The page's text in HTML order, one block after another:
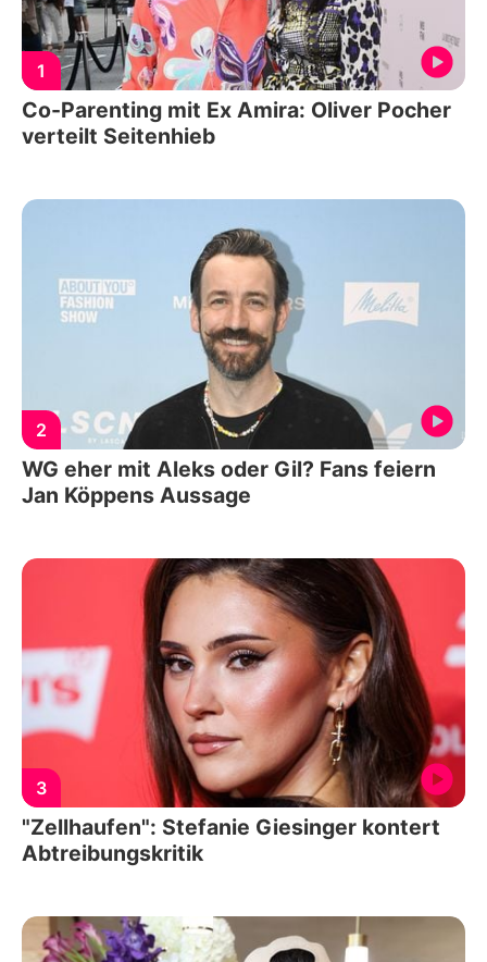
1
Co-Parenting mit Ex Amira: Oliver Pocher
verteilt Seitenhieb
2
WG eher mit Aleks oder Gil? Fans feiern
Jan Köppens Aussage
3
"Zellhaufen": Stefanie Giesinger kontert
Abtreibungskritik